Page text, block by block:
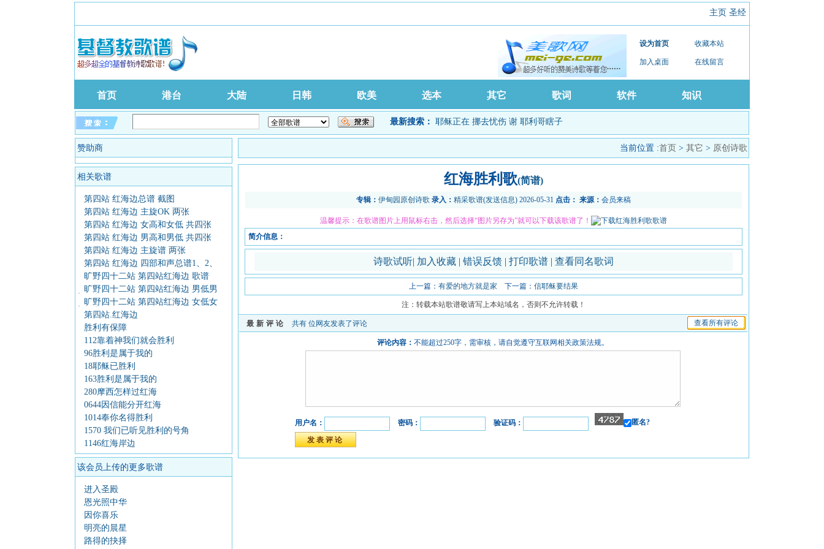
主页 圣经
设为首页 收藏本站
加入桌面 在线留言
首页 港台 大陆 日韩 欧美 选本 其它 歌词 软件 知识
最新搜索： 耶稣正在 挪去忧伤 谢 耶利哥瞎子
赞助商
相关歌谱
第四站 红海边总谱 截图
第四站 红海边 主旋OK 两张
第四站 红海边 女高和女低 共四张
第四站 红海边 男高和男低 共四张
第四站 红海边 主旋谱 两张
第四站 红海边 四部和声总谱1、2、
3、4页
旷野四十二站 第四站红海边 歌谱
旷野四十二站 第四站红海边 男低男
高歌谱
旷野四十二站 第四站红海边 女低女
高歌谱
第四站.红海边
胜利有保障
112靠着神我们就会胜利
96胜利是属于我的
18耶稣已胜利
163胜利是属于我的
280摩西怎样过红海
0644因信能分开红海
1014奉你名得胜利
1570 我们已听见胜利的号角
1146红海岸边
该会员上传的更多歌谱
进入圣殿
恩光照中华
因你喜乐
明亮的晨星
路得的抉择
当前位置 :首页 > 其它 > 原创诗歌
红海胜利歌(简谱)
专辑： 伊甸园原创诗歌 录入： 精采歌谱(发送信息) 2026-05-31 点击： 来源： 会员来稿
温馨提示：在歌谱图片上用鼠标右击，然后选择“图片另存为”就可以下载该歌谱了！
简介信息：
诗歌试听| 加入收藏 | 错误反馈 | 打印歌谱 | 查看同名歌词
上一篇： 有爱的地方就是家 下一篇： 信耶稣要结果
注：转载本站歌谱敬请写上本站域名，否则不允许转载！
最新评论 共有 位网友发表了评论 查看所有评论
评论内容： 不能超过250字，需审核，请自觉遵守互联网相关政策法规。
用户名： 密码： 验证码： 匿名?